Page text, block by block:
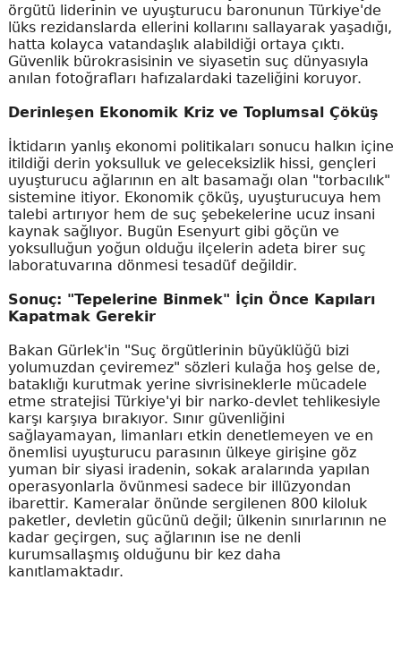
örgütü liderinin ve uyuşturucu baronunun Türkiye'de
lüks rezidanslarda ellerini kollarını sallayarak yaşadığı,
hatta kolayca vatandaşlık alabildiği ortaya çıktı.
Güvenlik bürokrasisinin ve siyasetin suç dünyasıyla
anılan fotoğrafları hafızalardaki tazeliğini koruyor.
Derinleşen Ekonomik Kriz ve Toplumsal Çöküş
İktidarın yanlış ekonomi politikaları sonucu halkın içine
itildiği derin yoksulluk ve geleceksizlik hissi, gençleri
uyuşturucu ağlarının en alt basamağı olan "torbacılık"
sistemine itiyor. Ekonomik çöküş, uyuşturucuya hem
talebi artırıyor hem de suç şebekelerine ucuz insani
kaynak sağlıyor. Bugün Esenyurt gibi göçün ve
yoksulluğun yoğun olduğu ilçelerin adeta birer suç
laboratuvarına dönmesi tesadüf değildir.
Sonuç: "Tepelerine Binmek" İçin Önce Kapıları
Kapatmak Gerekir
Bakan Gürlek'in "Suç örgütlerinin büyüklüğü bizi
yolumuzdan çeviremez" sözleri kulağa hoş gelse de,
bataklığı kurutmak yerine sivrisineklerle mücadele
etme stratejisi Türkiye'yi bir narko-devlet tehlikesiyle
karşı karşıya bırakıyor. Sınır güvenliğini
sağlayamayan, limanları etkin denetlemeyen ve en
önemlisi uyuşturucu parasının ülkeye girişine göz
yuman bir siyasi iradenin, sokak aralarında yapılan
operasyonlarla övünmesi sadece bir illüzyondan
ibarettir. Kameralar önünde sergilenen 800 kiloluk
paketler, devletin gücünü değil; ülkenin sınırlarının ne
kadar geçirgen, suç ağlarının ise ne denli
kurumsallaşmış olduğunu bir kez daha
kanıtlamaktadır.